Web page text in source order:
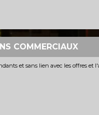
COMMERCIAUX
et sans lien avec les offres et